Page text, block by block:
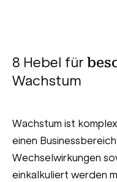
8 Hebel für
Wachstum
Wachstum ist
einen
Wechselwirkungen
einkalkuliert werden